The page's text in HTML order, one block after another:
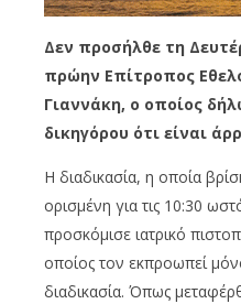
Δεν προσήλθε τη
πρώην Επίτροπος
Γιαννάκη, ο οποίος
δικηγόρου ότι είναι
Η διαδικασία, η οποία
ορισμένη για τις 10:30
προσκόμισε ιατρικό
οποίος τον εκπροωπεί
διαδικασία. Όπως